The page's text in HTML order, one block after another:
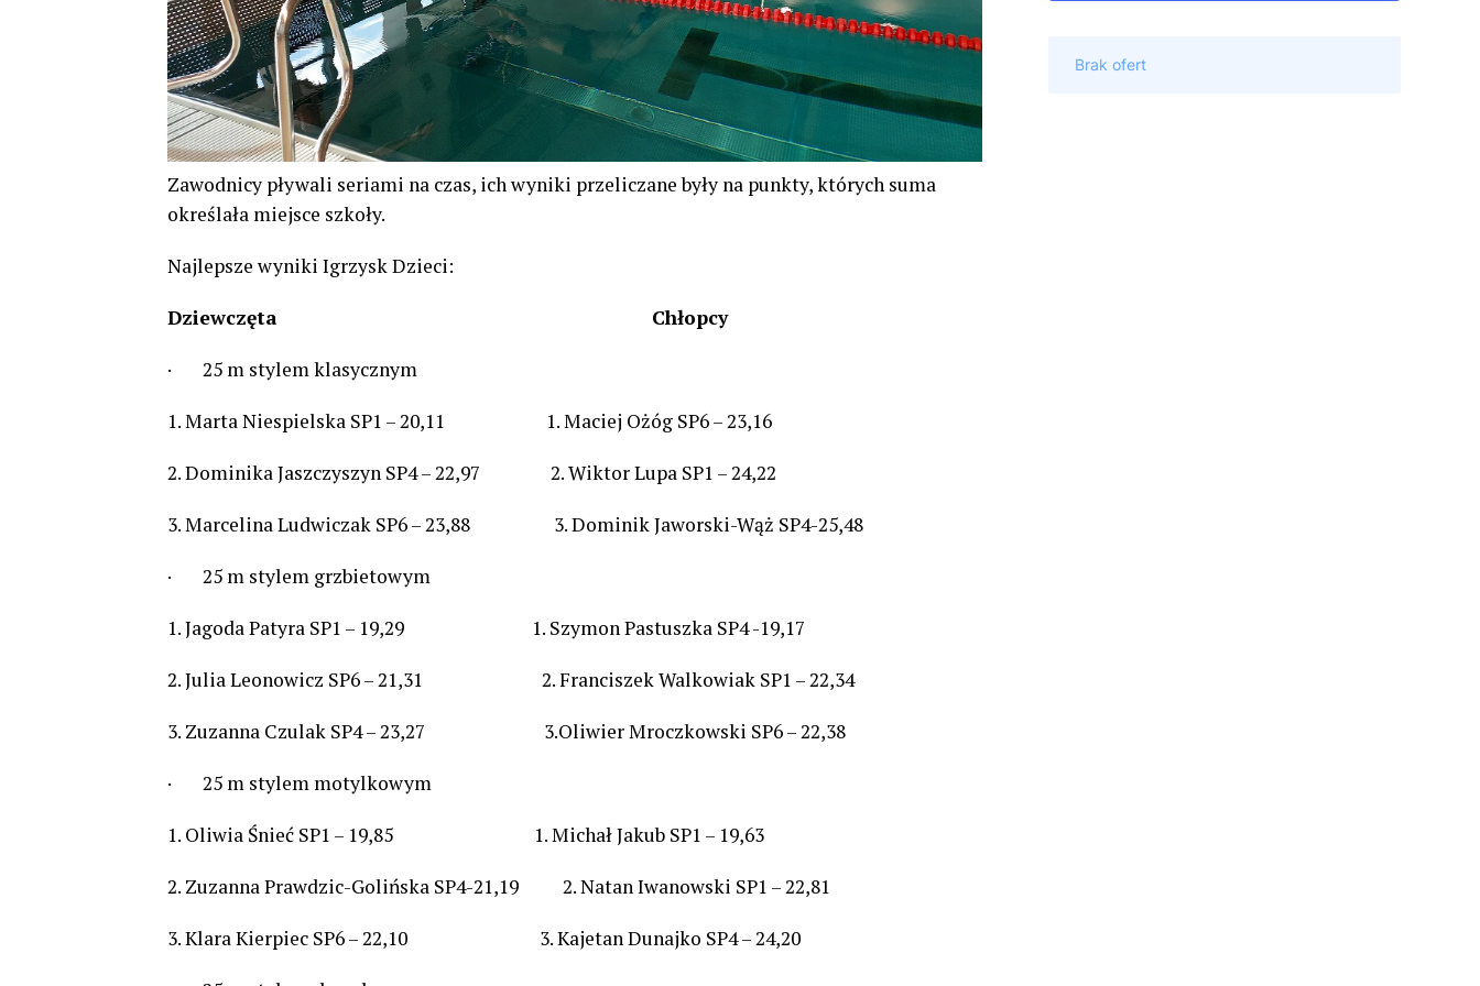
Zawodnicy pływali seriami na czas, ich wyniki przeliczane były na punkty, których suma
określała miejsce szkoły.
Najlepsze wyniki Igrzysk Dzieci:
Dziewczęta Chłopcy
· 25 m stylem klasycznym
1. Marta Niespielska SP1 – 20,11 1. Maciej Ożóg SP6 – 23,16
2. Dominika Jaszczyszyn SP4 – 22,97 2. Wiktor Lupa SP1 – 24,22
3. Marcelina Ludwiczak SP6 – 23,88 3. Dominik Jaworski-Wąż SP4-25,48
· 25 m stylem grzbietowym
1. Jagoda Patyra SP1 – 19,29 1. Szymon Pastuszka SP4 -19,17
2. Julia Leonowicz SP6 – 21,31 2. Franciszek Walkowiak SP1 – 22,34
3. Zuzanna Czulak SP4 – 23,27 3.Oliwier Mroczkowski SP6 – 22,38
· 25 m stylem motylkowym
1. Oliwia Śnieć SP1 – 19,85 1. Michał Jakub SP1 – 19,63
2. Zuzanna Prawdzic-Golińska SP4-21,19 2. Natan Iwanowski SP1 – 22,81
3. Klara Kierpiec SP6 – 22,10 3. Kajetan Dunajko SP4 – 24,20